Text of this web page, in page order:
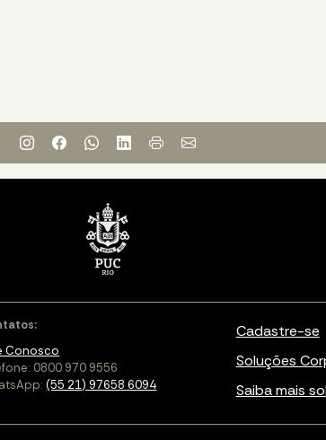
Conosco
0800 970 9556
(55 21) 97658 6094
Cadastre-se
Soluções
Saiba mais